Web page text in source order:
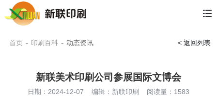
首页 - 印刷百科 - 动态资讯 < 返回列表
新联美术印刷公司参展国际文博会
日期：2024-12-07 编辑：新联印刷 阅读量： 1583